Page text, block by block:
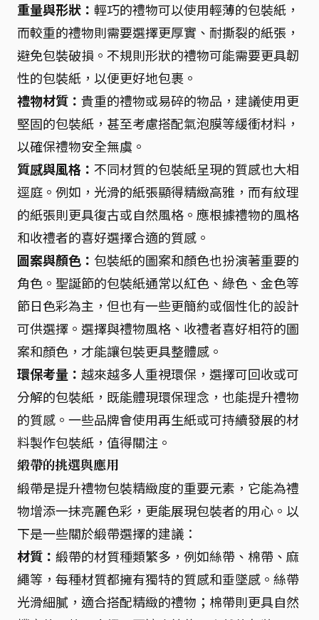
重量與形狀： 輕巧的禮物可以使用輕薄的包裝紙，
而較重的禮物則需要選擇更厚實、耐撕裂的紙張，
避免包裝破損。不規則形狀的禮物可能需要更具韌
性的包裝紙，以便更好地包裹。
禮物材質： 貴重的禮物或易碎的物品，建議使用更
堅固的包裝紙，甚至考慮搭配氣泡膜等緩衝材料，
以確保禮物安全無虞。
質感與風格： 不同材質的包裝紙呈現的質感也大相
逕庭。例如，光滑的紙張顯得精緻高雅，而有紋理
的紙張則更具復古或自然風格。應根據禮物的風格
和收禮者的喜好選擇合適的質感。
圖案與顏色： 包裝紙的圖案和顏色也扮演著重要的
角色。聖誕節的包裝紙通常以紅色、綠色、金色等
節日色彩為主，但也有一些更簡約或個性化的設計
可供選擇。選擇與禮物風格、收禮者喜好相符的圖
案和顏色，才能讓包裝更具整體感。
環保考量： 越來越多人重視環保，選擇可回收或可
分解的包裝紙，既能體現環保理念，也能提升禮物
的質感。一些品牌會使用再生紙或可持續發展的材
料製作包裝紙，值得關注。
緞帶的挑選與應用
緞帶是提升禮物包裝精緻度的重要元素，它能為禮
物增添一抹亮麗色彩，更能展現包裝者的用心。以
下是一些關於緞帶選擇的建議：
材質： 緞帶的材質種類繁多，例如絲帶、棉帶、麻
繩等，每種材質都擁有獨特的質感和垂墜感。絲帶
光滑細膩，適合搭配精緻的禮物；棉帶則更具自然